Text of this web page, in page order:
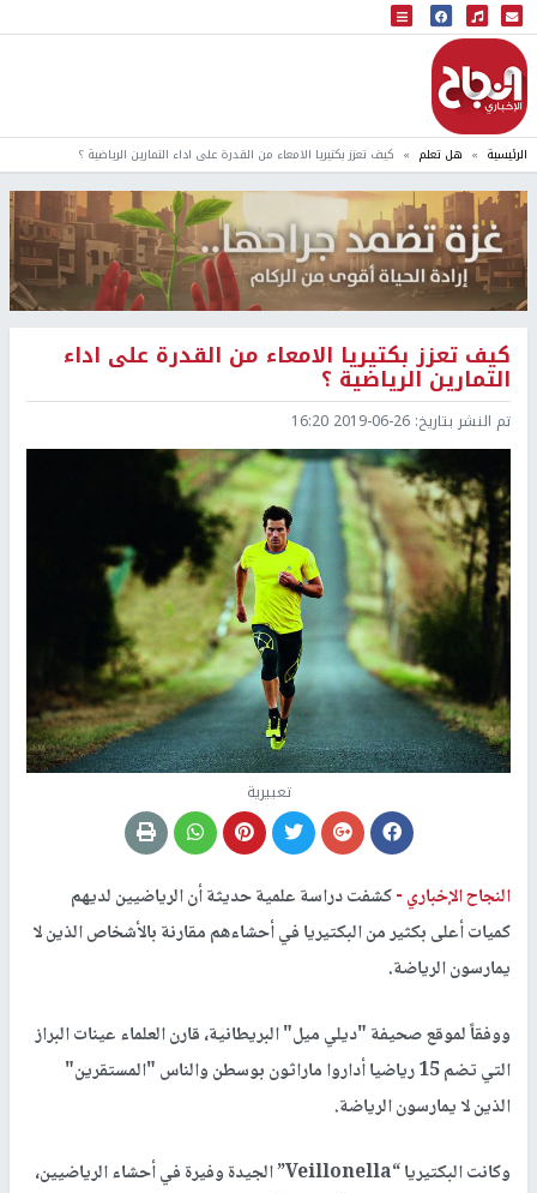
البث المباشر
إذاعة النجاح
الرئيسية هل تعلم كيف تعزز بكتيريا الامعاء من القدرة على اداء التمارين الرياضية ؟
كيف تعزز بكتيريا الامعاء من القدرة على اداء
التمارين الرياضية ؟
تم النشر بتاريخ: 2019-06-26 16:20
تعبيرية
النجاح الإخباري -كشفت دراسة علمية حديثة أن الرياضيين لديهم
كميات أعلى بكثير من البكتيريا في أحشاءهم مقارنة بالأشخاص الذين لا
يمارسون الرياضة.
ووفقاً لموقع صحيفة "ديلي ميل" البريطانية، قارن العلماء عينات البراز
التي تضم 15 رياضيا أداروا ماراثون بوسطن والناس "المستقرين"
الذين لا يمارسون الرياضة.
وكانت البكتيريا “Veillonella” الجيدة وفيرة في أحشاء الرياضيين،